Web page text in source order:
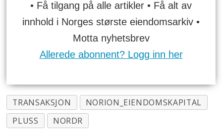
• Få tilgang på alle artikler • Få alt av
innhold i Norges største eiendomsarkiv •
Motta nyhetsbrev
Allerede abonnent? Logg inn her
TRANSAKSJON
NORION_EIENDOMSKAPITAL
PLUSS
NORDR